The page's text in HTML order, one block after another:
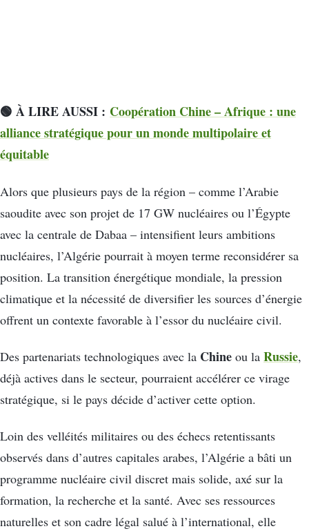
🟢 À LIRE AUSSI : Coopération Chine – Afrique : une
alliance stratégique pour un monde multipolaire et
équitable
Alors que plusieurs pays de la région – comme l’Arabie
saoudite avec son projet de 17 GW nucléaires ou l’Égypte
avec la centrale de Dabaa – intensifient leurs ambitions
nucléaires, l’Algérie pourrait à moyen terme reconsidérer sa
position. La transition énergétique mondiale, la pression
climatique et la nécessité de diversifier les sources d’énergie
offrent un contexte favorable à l’essor du nucléaire civil.
Des partenariats technologiques avec la Chine ou la Russie,
déjà actives dans le secteur, pourraient accélérer ce virage
stratégique, si le pays décide d’activer cette option.
Loin des velléités militaires ou des échecs retentissants
observés dans d’autres capitales arabes, l’Algérie a bâti un
programme nucléaire civil discret mais solide, axé sur la
formation, la recherche et la santé. Avec ses ressources
naturelles et son cadre légal salué à l’international, elle